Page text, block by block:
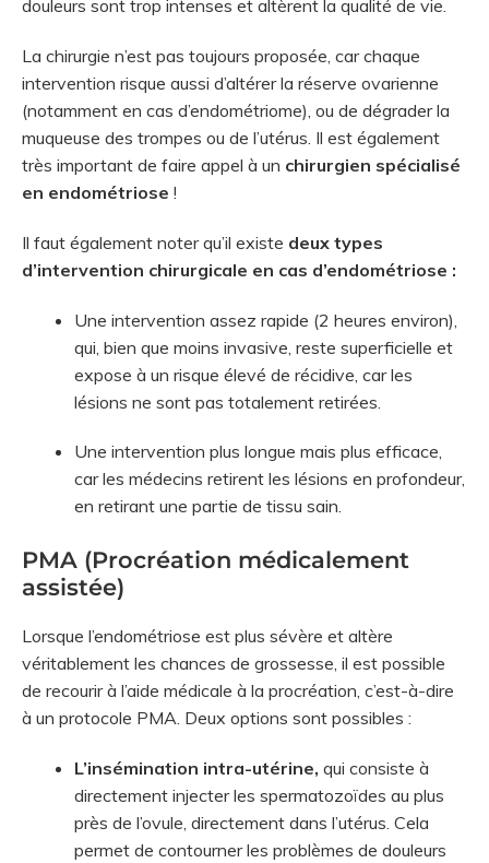
douleurs sont trop intenses et altèrent la qualité de vie.
La chirurgie n’est pas toujours proposée, car chaque
intervention risque aussi d’altérer la réserve ovarienne
(notamment en cas d’endométriome), ou de dégrader la
muqueuse des trompes ou de l’utérus. Il est également
très important de faire appel à un chirurgien spécialisé
en endométriose !
Il faut également noter qu’il existe deux types
d’intervention chirurgicale en cas d’endométriose :
Une intervention assez rapide (2 heures environ),
qui, bien que moins invasive, reste superficielle et
expose à un risque élevé de récidive, car les
lésions ne sont pas totalement retirées.
Une intervention plus longue mais plus efficace,
car les médecins retirent les lésions en profondeur,
en retirant une partie de tissu sain.
PMA (Procréation médicalement
assistée)
Lorsque l’endométriose est plus sévère et altère
véritablement les chances de grossesse, il est possible
de recourir à l’aide médicale à la procréation, c’est-à-dire
à un protocole PMA. Deux options sont possibles :
L’insémination intra-utérine, qui consiste à
directement injecter les spermatozoïdes au plus
près de l’ovule, directement dans l’utérus. Cela
permet de contourner les problèmes de douleurs